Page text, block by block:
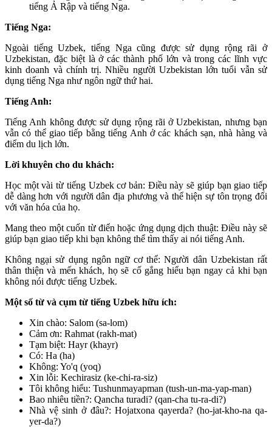
tiếng Ả Rập và tiếng Nga.
Tiếng Nga:
Ngoài tiếng Uzbek, tiếng Nga cũng được sử dụng rộng rãi ở
Uzbekistan, đặc biệt là ở các thành phố lớn và trong các lĩnh vực
kinh doanh và chính trị. Nhiều người Uzbekistan lớn tuổi vẫn sử
dụng tiếng Nga như ngôn ngữ thứ hai.
Tiếng Anh:
Tiếng Anh không được sử dụng rộng rãi ở Uzbekistan, nhưng bạn
vẫn có thể giao tiếp bằng tiếng Anh ở các khách sạn, nhà hàng và
điểm du lịch lớn.
Lời khuyên cho du khách:
Học một vài từ tiếng Uzbek cơ bản: Điều này sẽ giúp bạn giao tiếp
dễ dàng hơn với người dân địa phương và thể hiện sự tôn trọng đối
với văn hóa của họ.
Mang theo một cuốn từ điển hoặc ứng dụng dịch thuật: Điều này sẽ
giúp bạn giao tiếp khi bạn không thể tìm thấy ai nói tiếng Anh.
Không ngại sử dụng ngôn ngữ cơ thể: Người dân Uzbekistan rất
thân thiện và mến khách, họ sẽ cố gắng hiểu bạn ngay cả khi bạn
không nói được tiếng Uzbek.
Một số từ và cụm từ tiếng Uzbek hữu ích:
Xin chào: Salom (sa-lom)
Cảm ơn: Rahmat (rakh-mat)
Tạm biệt: Hayr (khayr)
Có: Ha (ha)
Không: Yo'q (yoq)
Xin lỗi: Kechirasiz (ke-chi-ra-siz)
Tôi không hiểu: Tushunmayapman (tush-un-ma-yap-man)
Bao nhiêu tiền?: Qancha turadi? (qan-cha tu-ra-di?)
Nhà vệ sinh ở đâu?: Hojatxona qayerda? (ho-jat-kho-na qa-
yer-da?)